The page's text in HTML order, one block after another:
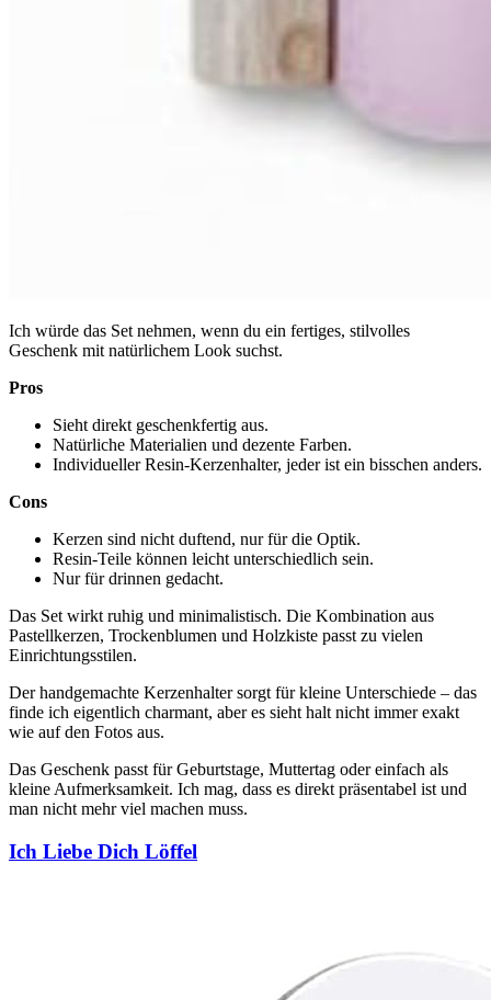
Ich würde das Set nehmen, wenn du ein fertiges, stilvolles
Geschenk mit natürlichem Look suchst.
Pros
Sieht direkt geschenkfertig aus.
Natürliche Materialien und dezente Farben.
Individueller Resin-Kerzenhalter, jeder ist ein bisschen anders.
Cons
Kerzen sind nicht duftend, nur für die Optik.
Resin-Teile können leicht unterschiedlich sein.
Nur für drinnen gedacht.
Das Set wirkt ruhig und minimalistisch. Die Kombination aus
Pastellkerzen, Trockenblumen und Holzkiste passt zu vielen
Einrichtungsstilen.
Der handgemachte Kerzenhalter sorgt für kleine Unterschiede – das
finde ich eigentlich charmant, aber es sieht halt nicht immer exakt
wie auf den Fotos aus.
Das Geschenk passt für Geburtstage, Muttertag oder einfach als
kleine Aufmerksamkeit. Ich mag, dass es direkt präsentabel ist und
man nicht mehr viel machen muss.
Ich Liebe Dich Löffel